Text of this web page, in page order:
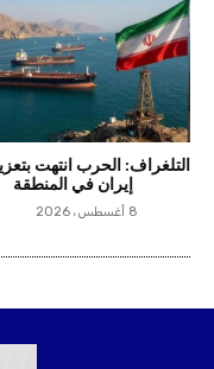
التلغراف: الحرب انتهت
إيران في المنطقة
8 أغسطس، 2026